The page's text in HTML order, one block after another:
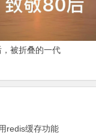
被折叠的一代
redis缓存功能